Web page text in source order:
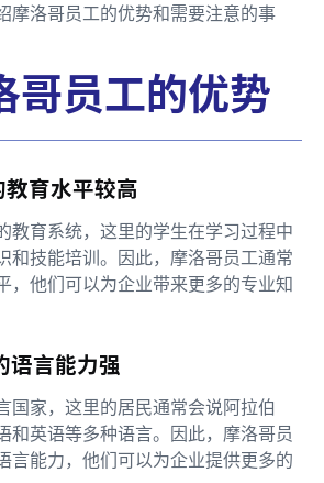
摩洛哥员工的优势和需要注意的事
哥员工的优势
教育水平较高
教育系统，这里的学生在学习过程中
和技能培训。因此，摩洛哥员工通常
，他们可以为企业带来更多的专业知
语言能力强
国家，这里的居民通常会说阿拉伯
和英语等多种语言。因此，摩洛哥员
言能力，他们可以为企业提供更多的